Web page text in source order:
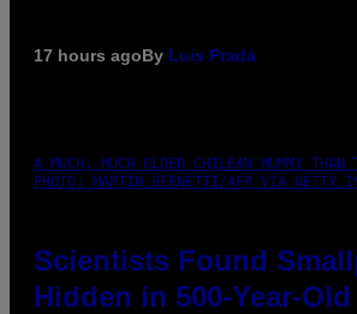
17 hours agoBy Luis Prada
A MUCH, MUCH OLDER CHILEAN MUMMY
PHOTO: MARTIN BERNETTI/AFP VIA GETTY
Scientists Found
Hidden in 500-Year-